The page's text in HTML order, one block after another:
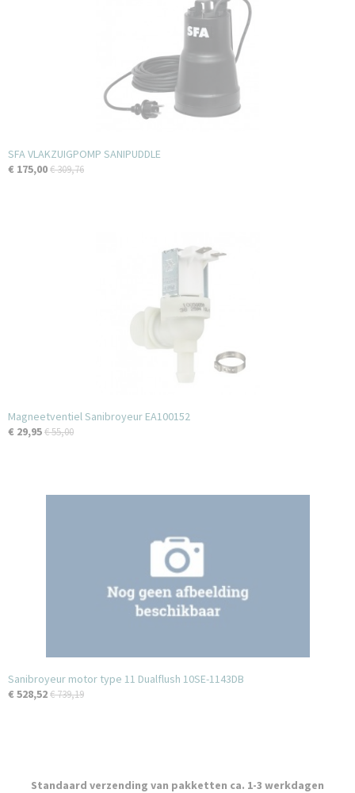
SFA VLAKZUIGPOMP SANIPUDDLE
€ 175,00€ 309,76
Magneetventiel Sanibroyeur EA100152
€ 29,95€ 55,00
Sanibroyeur motor type 11 Dualflush 10SE-1143DB
€ 528,52€ 739,19
Standaard verzending van pakketten ca. 1-3 werkdagen